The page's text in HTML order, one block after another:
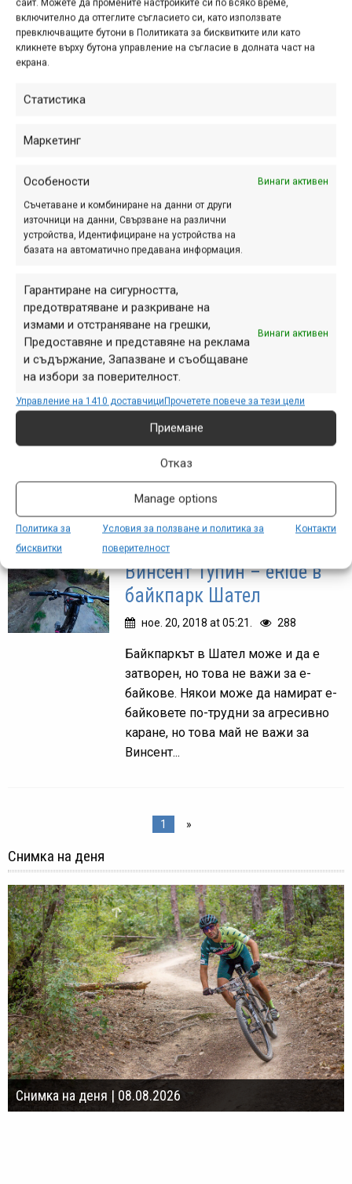
сайт. Можете да промените настройките си по всяко време,
включително да оттеглите съгласието си, като използвате
превключващите бутони в Политиката за бисквитките или като
кликнете върху бутона управление на съгласие в долната част на
екрана.
Статистика
Маркетинг
Особености Винаги активен
Съчетаване и комбиниране на данни от други
източници на данни, Свързване на различни
устройства, Идентифициране на устройства на
базата на автоматично предавана информация.
Гарантиране на сигурността,
предотвратяване и разкриване на
измами и отстраняване на грешки,
Предоставяне и представяне на реклама
и съдържание, Запазване и съобщаване
на избори за поверителност.
Винаги активен
Управление на 1410 доставчициПрочетете повече за тези цели
Приемане
Отказ
Manage options
Политика за
бисквитки
Условия за ползване и политика за
поверителност
Контакти
още през лятото, но на мен сега ми
дойде времето да го гледам и не...
Гледали сме много добри
видеоклипове, направени от
групичката ShapeRideShoot с
подкрепата на Scott, но този е най-
момента.
Винсент Тупин | 105 км/ч
по ски писта
фев. 15, 2019 at 18:03. 274
100 км/ч с велосипед по ски писта?
Видеото на Винсент Тупин от Шател
дава представа:
Винсент Тупин – eRide в
байкпарк Шател
ное. 20, 2018 at 05:21. 288
Байкпаркът в Шател може и да е
затворен, но това не важи за е-
байкове. Някои може да намират е-
байковете по-трудни за агресивно
каране, но това май не важи за
Винсент...
1 »
Снимка на деня
Снимка на деня | 08.08.2026